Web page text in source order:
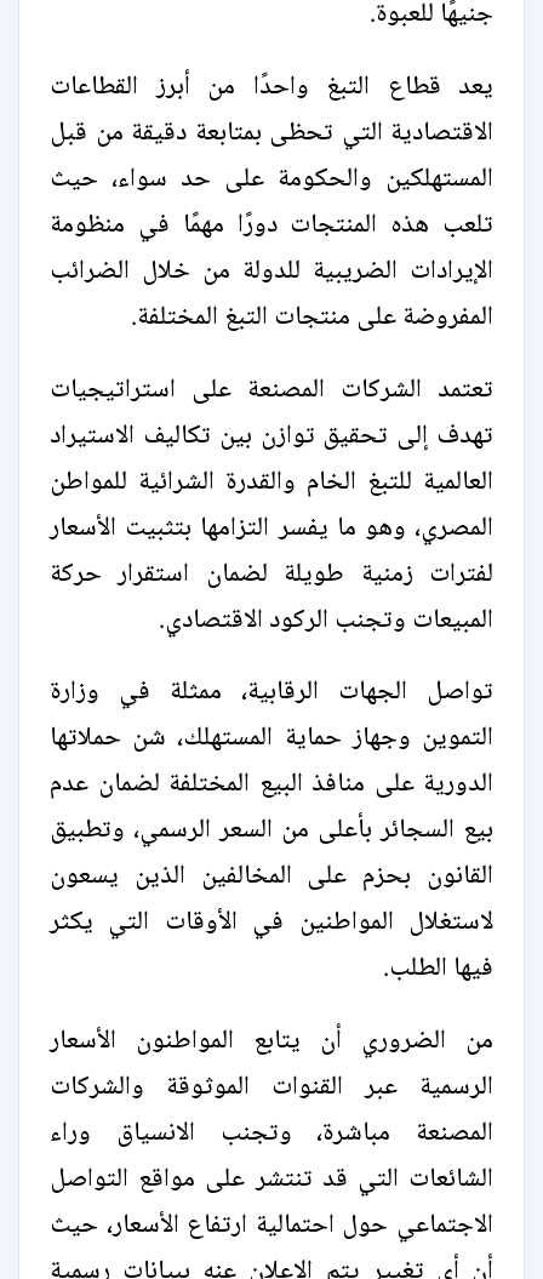
جنيهًا للعبوة.
يعد قطاع التبغ واحدًا من أبرز القطاعات
الاقتصادية التي تحظى بمتابعة دقيقة من قبل
المستهلكين والحكومة على حد سواء، حيث
تلعب هذه المنتجات دورًا مهمًا في منظومة
الإيرادات الضريبية للدولة من خلال الضرائب
المفروضة على منتجات التبغ المختلفة.
تعتمد الشركات المصنعة على استراتيجيات
تهدف إلى تحقيق توازن بين تكاليف الاستيراد
العالمية للتبغ الخام والقدرة الشرائية للمواطن
المصري، وهو ما يفسر التزامها بتثبيت الأسعار
لفترات زمنية طويلة لضمان استقرار حركة
المبيعات وتجنب الركود الاقتصادي.
تواصل الجهات الرقابية، ممثلة في وزارة
التموين وجهاز حماية المستهلك، شن حملاتها
الدورية على منافذ البيع المختلفة لضمان عدم
بيع السجائر بأعلى من السعر الرسمي، وتطبيق
القانون بحزم على المخالفين الذين يسعون
لاستغلال المواطنين في الأوقات التي يكثر
فيها الطلب.
من الضروري أن يتابع المواطنون الأسعار
الرسمية عبر القنوات الموثوقة والشركات
المصنعة مباشرة، وتجنب الانسياق وراء
الشائعات التي قد تنتشر على مواقع التواصل
الاجتماعي حول احتمالية ارتفاع الأسعار، حيث